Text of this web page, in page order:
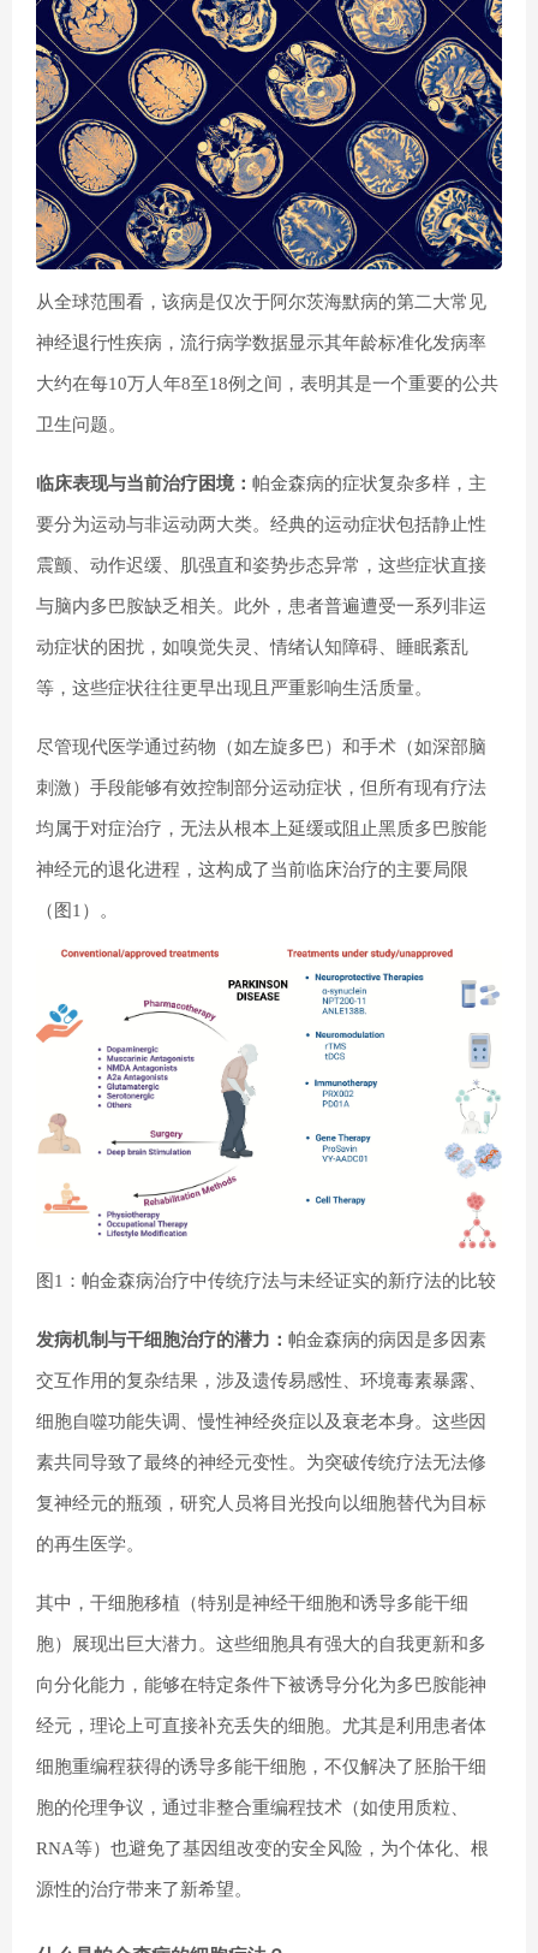
从全球范围看，该病是仅次于阿尔茨海默病的第二大常见
神经退行性疾病，流行病学数据显示其年龄标准化发病率
大约在每10万人年8至18例之间，表明其是一个重要的公共
卫生问题。
临床表现与当前治疗困境： 帕金森病的症状复杂多样，主
要分为运动与非运动两大类。经典的运动症状包括静止性
震颤、动作迟缓、肌强直和姿势步态异常，这些症状直接
与脑内多巴胺缺乏相关。此外，患者普遍遭受一系列非运
动症状的困扰，如嗅觉失灵、情绪认知障碍、睡眠紊乱
等，这些症状往往更早出现且严重影响生活质量。
尽管现代医学通过药物（如左旋多巴）和手术（如深部脑
刺激）手段能够有效控制部分运动症状，但所有现有疗法
均属于对症治疗，无法从根本上延缓或阻止黑质多巴胺能
神经元的退化进程，这构成了当前临床治疗的主要局限
（图1）。
图1：帕金森病治疗中传统疗法与未经证实的新疗法的比较
发病机制与干细胞治疗的潜力： 帕金森病的病因是多因素
交互作用的复杂结果，涉及遗传易感性、环境毒素暴露、
细胞自噬功能失调、慢性神经炎症以及衰老本身。这些因
素共同导致了最终的神经元变性。为突破传统疗法无法修
复神经元的瓶颈，研究人员将目光投向以细胞替代为目标
的再生医学。
其中，干细胞移植（特别是神经干细胞和诱导多能干细
胞）展现出巨大潜力。这些细胞具有强大的自我更新和多
向分化能力，能够在特定条件下被诱导分化为多巴胺能神
经元，理论上可直接补充丢失的细胞。尤其是利用患者体
细胞重编程获得的诱导多能干细胞，不仅解决了胚胎干细
胞的伦理争议，通过非整合重编程技术（如使用质粒、
RNA等）也避免了基因组改变的安全风险，为个体化、根
源性的治疗带来了新希望。